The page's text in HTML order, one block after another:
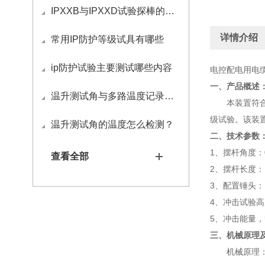
IPXXB与IPXXD试验探棒的在汽车领域中应用
常用IP防护等级试具有哪些
ip防护试验主要测试哪些内容
温升测试角与多路温度记录仪如何接线
温升测试角的温度怎么检测？
查看全部
详情介绍
电控配电用电
一、产品概述
本装置符
级试验。该装
二、技术参数
1
、摆杆角度：
2 、摆杆长度：
3 、配置锤头：
4 、冲击试验
5 、冲击能量
三、机械原理
机械原理